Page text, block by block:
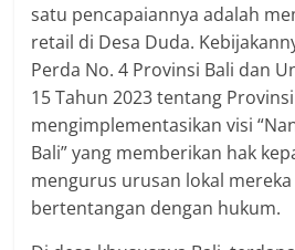
satu pencapaiannya adalah
retail di Desa Duda.
Perda No. 4 Provinsi Bali dan
15 Tahun 2023 tentang
mengimplementasikan visi
Bali” yang memberikan hak
mengurus urusan lokal
bertentangan dengan hukum.